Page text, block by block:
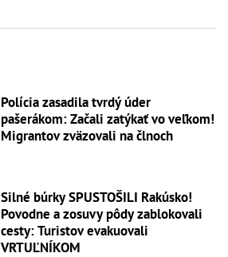
Polícia zasadila tvrdý úder
pašerákom: Začali zatýkať vo veľkom!
Migrantov zväzovali na člnoch
Silné búrky SPUSTOŠILI Rakúsko!
Povodne a zosuvy pôdy zablokovali
cesty: Turistov evakuovali
VRTUĽNÍKOM